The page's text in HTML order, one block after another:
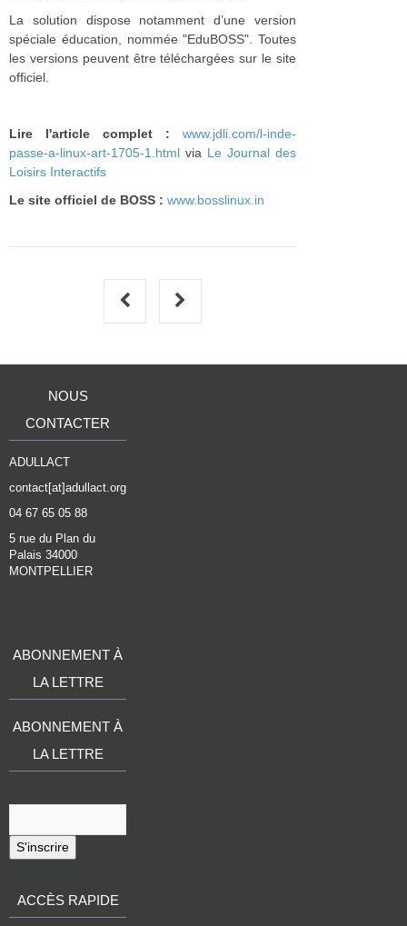
La solution dispose notamment d’une version
spéciale éducation, nommée "EduBOSS". Toutes
les versions peuvent être téléchargées sur le site
officiel.
Lire l'article complet :
www.jdli.com/l-inde-
passe-a-linux-art-1705-1.html via Le Journal des
Loisirs Interactifs
Le site officiel de BOSS : www.bosslinux.in
NOUS
CONTACTER
ADULLACT
contact[at]adullact.org
04 67 65 05 88
5 rue du Plan du
Palais 34000
MONTPELLIER
ABONNEMENT À
LA LETTRE
ABONNEMENT À
LA LETTRE
S'inscrire
ACCÈS RAPIDE